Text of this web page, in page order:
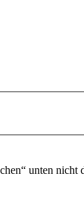
unten nicht